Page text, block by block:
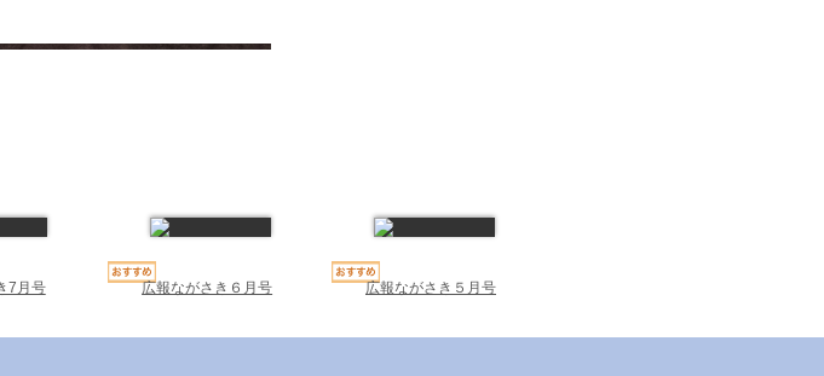
7月号 広報ながさき６月号 広報ながさき５月号